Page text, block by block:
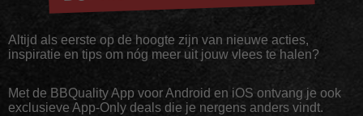
Altijd als eerste op de hoogte zijn van nieuwe acties,
inspiratie en tips om nóg meer uit jouw vlees te halen?
Met de BBQuality App voor Android en iOS ontvang je ook
exclusieve App-Only deals die je nergens anders vindt.